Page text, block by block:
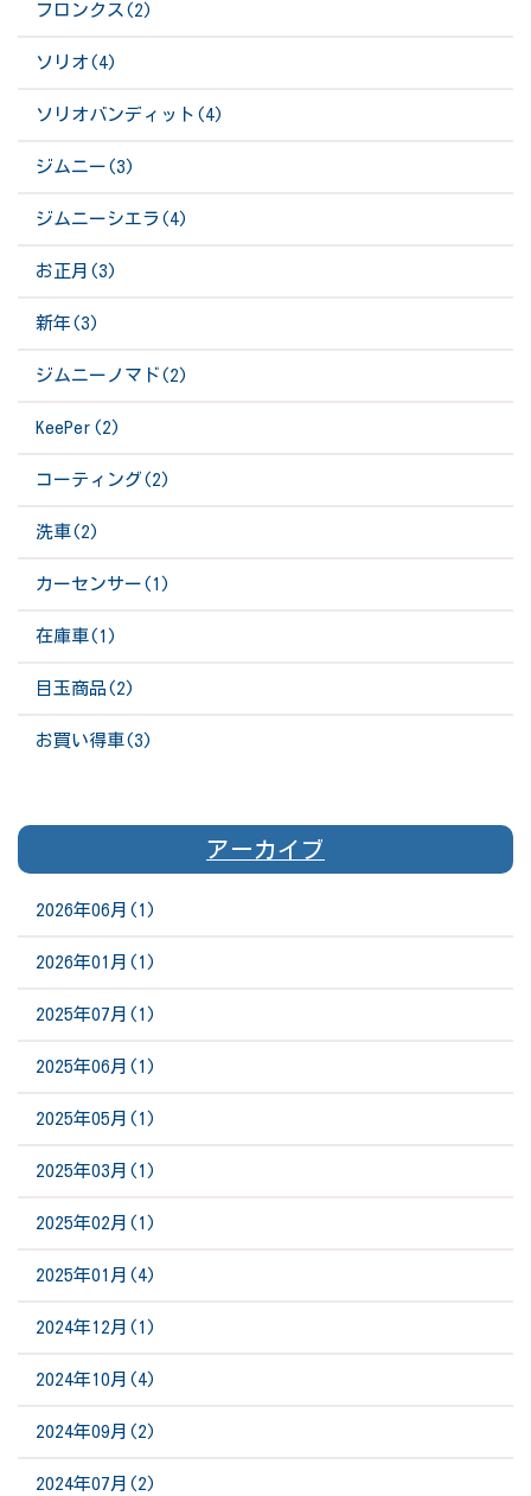
フロンクス(2)
ソリオ(4)
ソリオバンディット(4)
ジムニー(3)
ジムニーシエラ(4)
お正月(3)
新年(3)
ジムニーノマド(2)
KeePer(2)
コーティング(2)
洗車(2)
カーセンサー(1)
在庫車(1)
目玉商品(2)
お買い得車(3)
アーカイブ
2026年06月(1)
2026年01月(1)
2025年07月(1)
2025年06月(1)
2025年05月(1)
2025年03月(1)
2025年02月(1)
2025年01月(4)
2024年12月(1)
2024年10月(4)
2024年09月(2)
2024年07月(2)